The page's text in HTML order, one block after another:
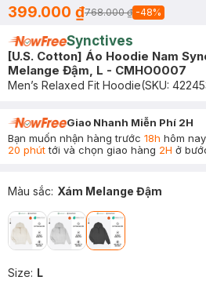
399.000 ₫768.000 ₫ -48%
Synctives
[U.S. Cotton] Áo Hoodie Nam
Melange Đậm, L - CMHO0007
Men’s Relaxed Fit Hoodie(SKU:
Giao Nhanh Miễn Phí 2H
Bạn muốn nhận hàng trước 18h hôm
20 phúttới và chọn giao hàng 2H ở
Màu sắc: Xám Melange Đậm
Size: L